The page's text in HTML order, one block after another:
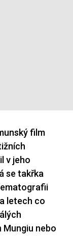
film
v jeho
se takřka
letech co
nebo